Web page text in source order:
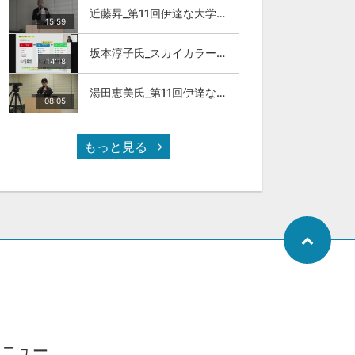
15:59
近藤昇_第11回伊達な大学院セミナー
14:18
坂本淳子氏_スカイカラー人材とは
08:05
湯田恵美氏_第11回伊達な大学院セミナー
もっと見る
ニュー